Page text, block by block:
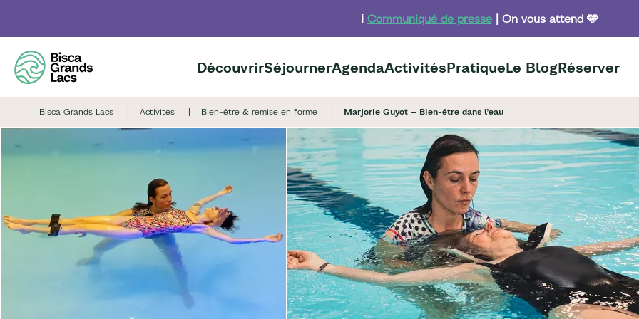
contenu
principal
ℹ️ Communiqué de presse| On vous attend 🩵
DécouvrirSéjournerAgendaActivitésPratiqueLe BlogRéserver
Bisca Grands Lacs Activités Bien-être & remise en forme Marjorie Guyot – Bien-être dans l’eau